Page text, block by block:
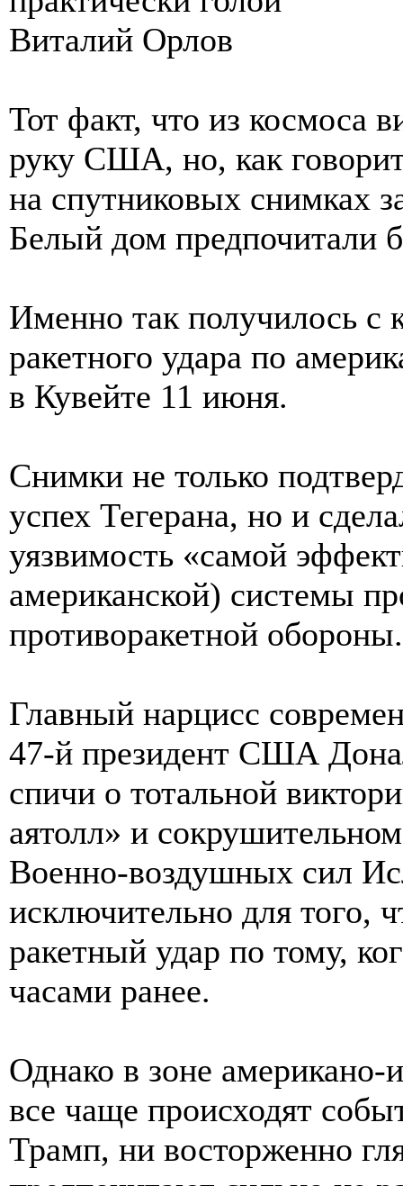
Виталий Орлов
Тот факт, что из космоса
руку США, но, как
на спутниковых снимках
Белый дом предпочитали
Именно так получилось с
ракетного удара по
в Кувейте 11 июня.
Снимки не только
успех Тегерана, но и
уязвимость «самой
американской) системы
противоракетной обороны.
Главный нарцисс
47-й президент США
спичи о тотальной
аятолл» и
Военно-воздушных сил
исключительно для того,
ракетный удар по тому,
часами ранее.
Однако в зоне американо-
все чаще происходят
Трамп, ни восторженно